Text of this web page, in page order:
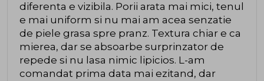
diferenta e vizibila. Porii arata mai mici, tenul
e mai uniform si nu mai am acea senzatie
de piele grasa spre pranz. Textura chiar e ca
mierea, dar se absoarbe surprinzator de
repede si nu lasa nimic lipicios. L-am
comandat prima data mai ezitand, dar